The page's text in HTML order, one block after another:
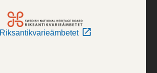
Riksantikvarieämbetet